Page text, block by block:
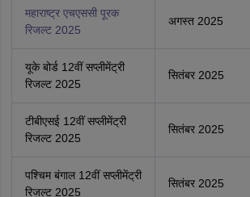
महाराष्ट्र एचएससी पूरक
रिजल्ट 2025
अगस्त 2025
यूके बोर्ड 12वीं सप्लीमेंट्री
रिजल्ट 2025
सितंबर 2025
टीबीएसई 12वीं सप्लीमेंट्री
रिजल्ट 2025
सितंबर 2025
पश्चिम बंगाल 12वीं सप्लीमेंट्री
रिजल्ट 2025
सितंबर 2025